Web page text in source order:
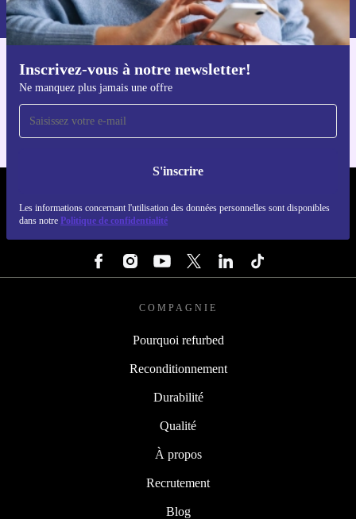
Inscrivez-vous à notre newsletter!
Ne manquez plus jamais une offre
S'inscrire
Les informations concernant l'utilisation des données personnelles sont disponibles
dans notre Politique de confidentialité
dans notre
politique de confidentialité.
Téléchargez l'application refurbed
Pour iOS et Android
COMPAGNIE
Pourquoi refurbed
Reconditionnement
Durabilité
Qualité
À propos
Recrutement
Blog